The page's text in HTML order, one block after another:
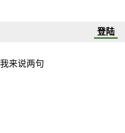
登陆
我来说两句